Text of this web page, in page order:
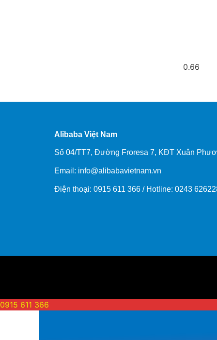
Alibaba Việt Nam
Số 04/TT7, Đường Froresa 7, KĐT Xuân
Email: info@alibabavietnam.vn
Điện thoại: 0915 611 366 / Hotline: 0243
0915 611 366